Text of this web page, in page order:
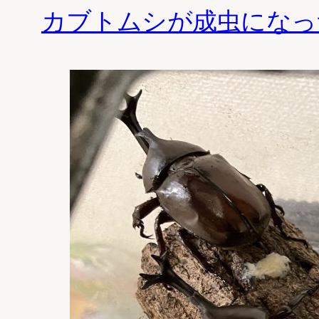
カブトムシが成虫にな